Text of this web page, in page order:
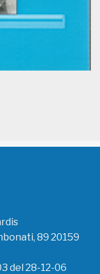
89 20159
del 28-12-06